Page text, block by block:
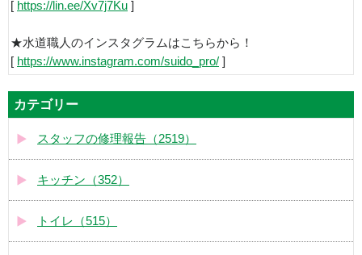
[ https://lin.ee/Xv7j7Ku ]
★水道職人のインスタグラムはこちらから！
[ https://www.instagram.com/suido_pro/ ]
カテゴリー
スタッフの修理報告（2519）
キッチン（352）
トイレ（515）